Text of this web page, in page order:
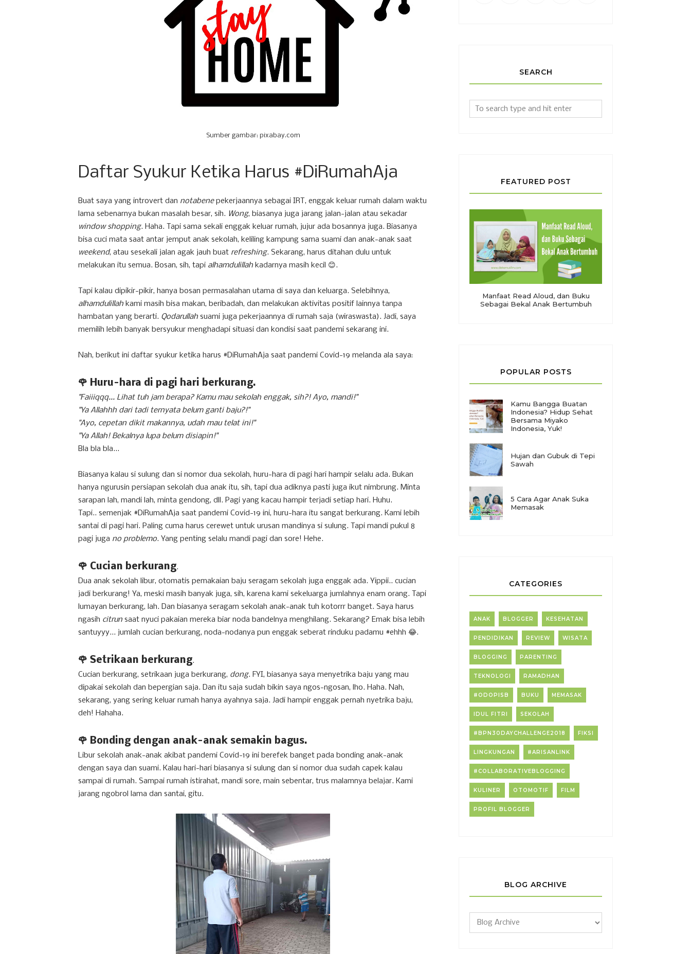
Sumber gambar: pixabay.com
Daftar Syukur Ketika Harus #DiRumahAja
Buat saya yang introvert dan notabenepekerjaannya sebagai IRT, enggak keluar rumah dalam waktu
lama sebenarnya bukan masalah besar, sih. Wong, biasanya juga jarang jalan-jalan atau sekadar
window shopping. Haha. Tapi sama sekali enggak keluar rumah, jujur ada bosannya juga. Biasanya
bisa cuci mata saat antar jemput anak sekolah, keliling kampung sama suami dan anak-anak saat
weekend, atau sesekali jalan agak jauh buat refreshing. Sekarang, harus ditahan dulu untuk
melakukan itu semua. Bosan, sih, tapi alhamdulillah kadarnya masih kecil 😊.
Tapi kalau dipikir-pikir, hanya bosan permasalahan utama di saya dan keluarga. Selebihnya,
alhamdulillah kami masih bisa makan, beribadah, dan melakukan aktivitas positif lainnya tanpa
hambatan yang berarti. Qodarullah suami juga pekerjaannya di rumah saja (wiraswasta). Jadi, saya
memilih lebih banyak bersyukur menghadapi situasi dan kondisi saat pandemi sekarang ini.
Nah, berikut ini daftar syukur ketika harus #DiRumahAja saat pandemi Covid-19 melanda ala saya:
🌹 Huru-hara di pagi hari berkurang.
"Faiiiqqq... Lihat tuh jam berapa? Kamu mau sekolah enggak, sih?! Ayo, mandi!"
"Ya Allahhh dari tadi ternyata belum ganti baju?!"
"Ayo, cepetan dikit makannya, udah mau telat ini!"
"Ya Allah! Bekalnya lupa belum disiapin!"
Bla bla bla...
Biasanya kalau si sulung dan si nomor dua sekolah, huru-hara di pagi hari hampir selalu ada. Bukan
hanya ngurusin persiapan sekolah dua anak itu, sih, tapi dua adiknya pasti juga ikut nimbrung. Minta
sarapan lah, mandi lah, minta gendong, dll. Pagi yang kacau hampir terjadi setiap hari. Huhu.
Tapi.. semenjak #DiRumahAja saat pandemi Covid-19 ini, huru-hara itu sangat berkurang. Kami lebih
santai di pagi hari. Paling cuma harus cerewet untuk urusan mandinya si sulung. Tapi mandi pukul 8
pagi juga no problemo. Yang penting selalu mandi pagi dan sore! Hehe.
🌹 Cucian berkurang.
Dua anak sekolah libur, otomatis pemakaian baju seragam sekolah juga enggak ada. Yippii.. cucian
jadi berkurang! Ya, meski masih banyak juga, sih, karena kami sekeluarga jumlahnya enam orang. Tapi
lumayan berkurang, lah. Dan biasanya seragam sekolah anak-anak tuh kotorrr banget. Saya harus
ngasih citrun saat nyuci pakaian mereka biar noda bandelnya menghilang. Sekarang? Emak bisa lebih
santuyyy... jumlah cucian berkurang, noda-nodanya pun enggak seberat rinduku padamu #ehhh 😂.
🌹 Setrikaan berkurang.
Cucian berkurang, setrikaan juga berkurang, dong. FYI, biasanya saya menyetrika baju yang mau
dipakai sekolah dan bepergian saja. Dan itu saja sudah bikin saya ngos-ngosan, lho. Haha. Nah,
sekarang, yang sering keluar rumah hanya ayahnya saja. Jadi hampir enggak pernah nyetrika baju,
deh! Hahaha.
🌹 Bonding dengan anak-anak semakin bagus.
Libur sekolah anak-anak akibat pandemi Covid-19 ini berefek banget pada bonding anak-anak
dengan saya dan suami. Kalau hari-hari biasanya si sulung dan si nomor dua sudah capek kalau
sampai di rumah. Sampai rumah istirahat, mandi sore, main sebentar, trus malamnya belajar. Kami
jarang ngobrol lama dan santai, gitu.
SEARCH
FEATURED POST
Manfaat Read Aloud, dan Buku
Sebagai Bekal Anak Bertumbuh
POPULAR POSTS
Kamu Bangga Buatan
Indonesia? Hidup Sehat
Bersama Miyako
Indonesia, Yuk!
Hujan dan Gubuk di Tepi
Sawah
5 Cara Agar Anak Suka
Memasak
CATEGORIES
ANAK BLOGGER KESEHATAN
PENDIDIKAN REVIEW WISATA
BLOGGING PARENTING
TEKNOLOGI RAMADHAN
#ODOPISB BUKU MEMASAK
IDUL FITRI SEKOLAH
#BPN30DAYCHALLENGE2018 FIKSI
LINGKUNGAN #ARISANLINK
#COLLABORATIVEBLOGGING
KULINER OTOMOTIF FILM
PROFIL BLOGGER
BLOG ARCHIVE